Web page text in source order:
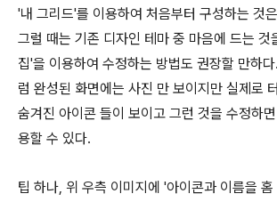
'내 그리드'를 이용하여 처음부터 구성하는 것
그럴 때는 기존 디자인 테마 중 마음에 드는 것
집'을 이용하여 수정하는 방법도 권장할 만하
럼 완성된 화면에는 사진 만 보이지만 실제로
숨겨진 아이콘 들이 보이고 그런 것을 수정하
용할 수 있다.
팁 하나, 위 우측 이미지에 '아이콘과 이름을